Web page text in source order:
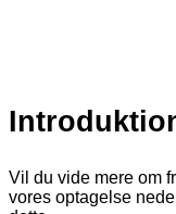
Vil du vide mere om
vores optagelse